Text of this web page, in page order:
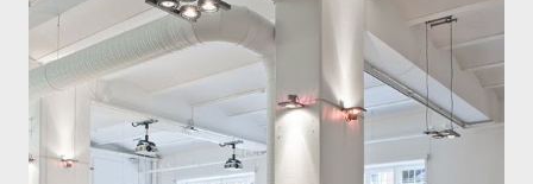
trí khác nhau: Thảm trải sàn phòng khách Thảm trải sàn phòng
ngủ Thảm trải sofa Thảm lót sàn cho bé …. Như các bạn biết
shophouse là mô hình nhà ở kiểu mới tại Việt Nam, đó là sự kết
hợp tuyệt vời của nhà ở với cửa hàng kinh doanh. Thảm Lót Sàn
Vậy shophouse liệu có cần thảm trải sàn? Thảm trải sàn không